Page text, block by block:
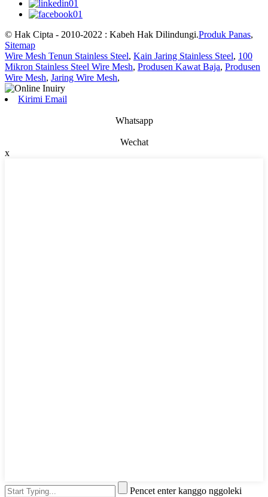
© Hak Cipta - 2010-2022 : Kabeh Hak Dilindungi.Produk Panas,
Sitemap
Wire Mesh Tenun Stainless Steel, Kain Jaring Stainless Steel, 100
Mikron Stainless Steel Wire Mesh, Produsen Kawat Baja, Produsen
Wire Mesh, Jaring Wire Mesh,
Kirimi Email
Whatsapp
Wechat
x
Pencet enter kanggo nggoleki